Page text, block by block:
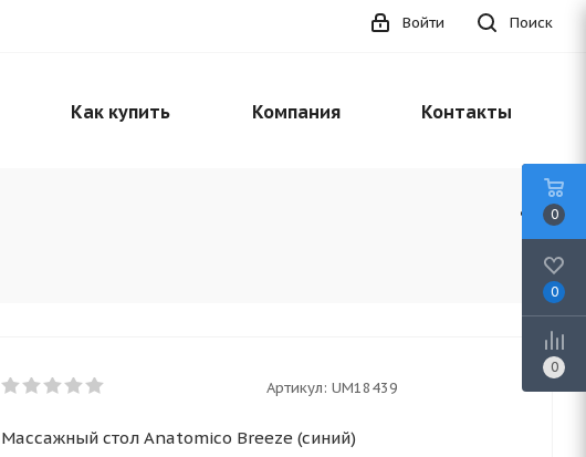
Поиск
Войти
Как купить Компания Контакты
Артикул: UM18439
Массажный стол Anatomico Breeze (синий)
0
0
0